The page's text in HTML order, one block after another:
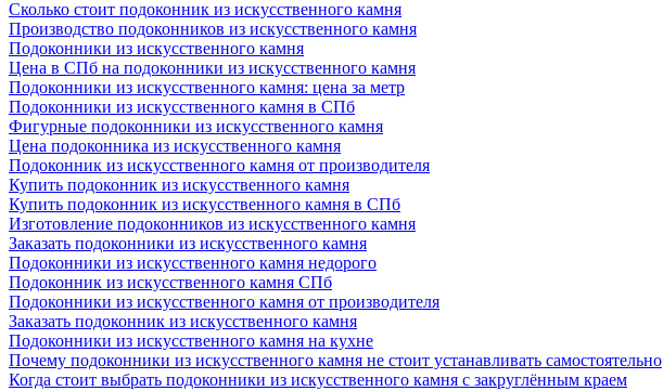
Сколько стоит подоконник из искусственного камня
Производство подоконников из искусственного камня
Подоконники из искусственного камня
Цена в СПб на подоконники из искусственного камня
Подоконники из искусственного камня: цена за метр
Подоконники из искусственного камня в СПб
Фигурные подоконники из искусственного камня
Цена подоконника из искусственного камня
Подоконник из искусственного камня от производителя
Купить подоконник из искусственного камня
Купить подоконник из искусственного камня в СПб
Изготовление подоконников из искусственного камня
Заказать подоконники из искусственного камня
Подоконники из искусственного камня недорого
Подоконник из искусственного камня СПб
Подоконники из искусственного камня от производителя
Заказать подоконник из искусственного камня
Подоконники из искусственного камня на кухне
Почему подоконники из искусственного камня не стоит устанавливать самостоятельно
Когда стоит выбрать подоконники из искусственного камня с закруглённым краем